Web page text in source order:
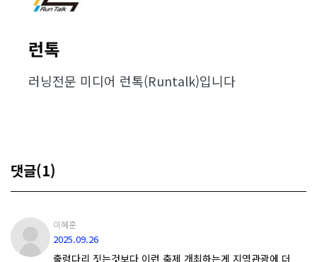
런톡
러닝전문 미디어 런톡(Runtalk)입니다
댓글(1)
이혜훈
2025.09.26
출렁다리 짓는것보다 이런 축제 개최하는게 지역관광에 더